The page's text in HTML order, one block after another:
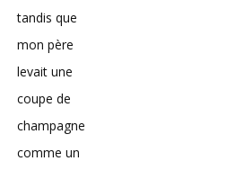
tandis que
mon père
levait une
coupe de
champagne
comme un